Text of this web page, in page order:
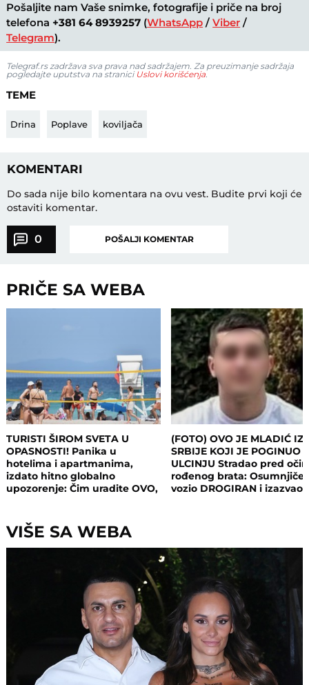
Pošaljite nam Vaše snimke, fotografije i priče na broj
telefona +381 64 8939257 (WhatsApp /Viber /
Telegram).
Telegraf.rs zadržava sva prava nad sadržajem. Za preuzimanje sadržaja
pogledajte uputstva na stranici Uslovi korišćenja.
TEME
Drina Poplave koviljača
KOMENTARI
Do sada nije bilo komentara na ovu vest. Budite prvi koji će
ostaviti komentar.
0 POŠALJI KOMENTAR
PRIČE SA WEBA
TURISTI ŠIROM SVETA U
OPASNOSTI! Panika u
hotelima i apartmanima,
izdato hitno globalno
upozorenje: Čim uradite OVO,
(FOTO) OVO JE MLADIĆ IZ
SRBIJE KOJI JE POGINUO
ULCINJU Stradao pred
rođenog brata:
vozio DROGIRAN i izazvao
VIŠE SA WEBA